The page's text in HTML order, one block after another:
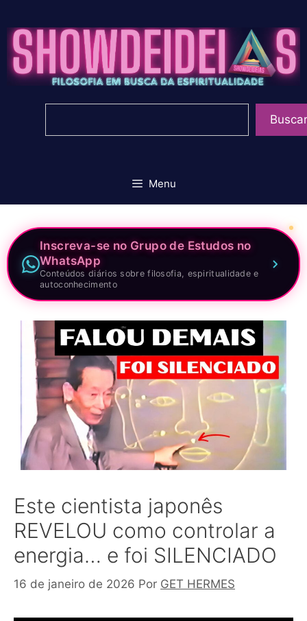
para
conteúdo
Buscar
Menu
Inscreva-se no Grupo de Estudos no
WhatsApp
Conteúdos diários sobre filosofia, espiritualidade e
autoconhecimento
Este cientista japonês
REVELOU como controlar a
energia… e foi SILENCIADO
16 de janeiro de 2026 Por GET HERMES